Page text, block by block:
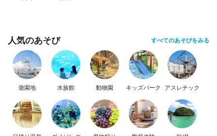
人気のあそび すべてのあそびをみる
遊園地 水族館 動物園 キッズパーク アスレチック